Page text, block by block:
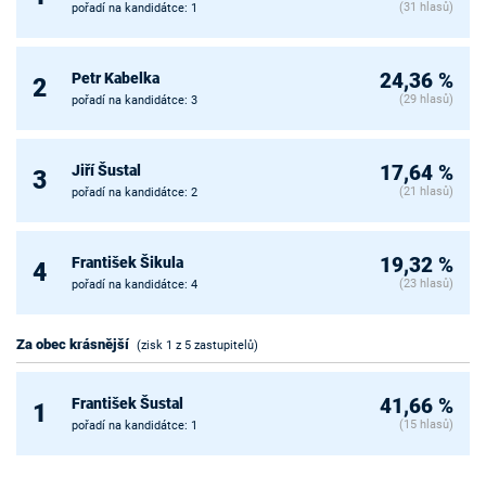
pořadí na kandidátce: 1 (31 hlasů)
2 Petr Kabelka
pořadí na kandidátce: 3
24,36 %
(29 hlasů)
3 Jiří Šustal
pořadí na kandidátce: 2
17,64 %
(21 hlasů)
4 František Šikula
pořadí na kandidátce: 4
19,32 %
(23 hlasů)
Za obec krásnější (zisk 1 z 5 zastupitelů)
1 František Šustal
pořadí na kandidátce: 1
41,66 %
(15 hlasů)